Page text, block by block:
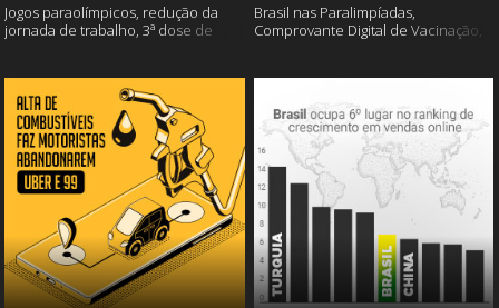
Jogos paraolímpicos, redução da
jornada de trabalho, 3ª dose de
Brasil nas Paralimpíadas,
Comprovante Digital de Vacinação,